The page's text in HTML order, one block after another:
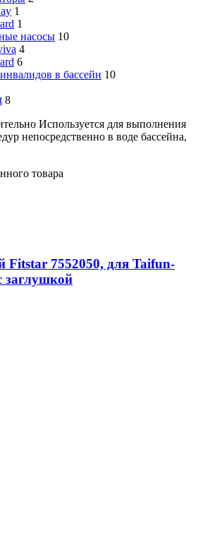
1
1
насосы 10
4
6
в бассейн 10
8
Используется для выполнения
непосредственно в воде бассейна,
товара
7552050, для Taifun-
заглушкой